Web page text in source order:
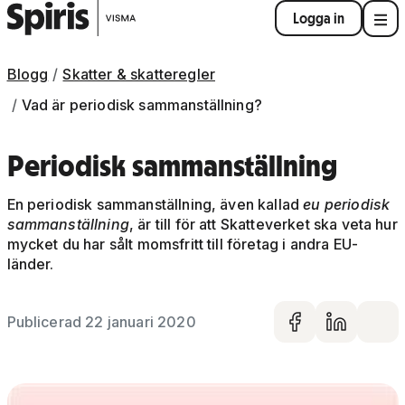
Logga in
Blogg
Skatter & skatteregler
Vad är periodisk sammanställning?
Periodisk sammanställning
En periodisk sammanställning, även kalladeu periodisk
sammanställning, är till för att Skatteverket ska veta hur
mycket du har sålt momsfritt till företag i andra EU-
länder.
Publicerad 22 januari 2020 Dela på
Dela